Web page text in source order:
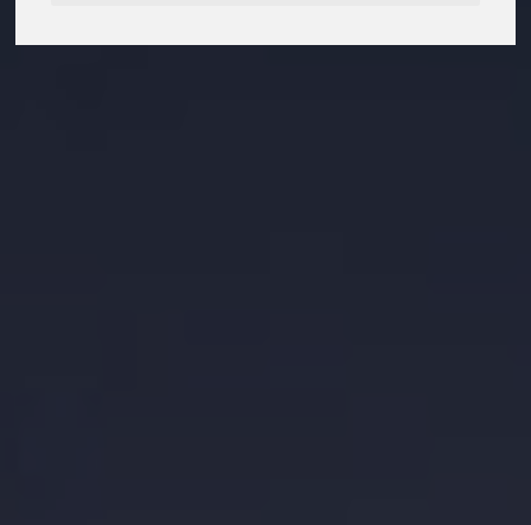
Nederlands